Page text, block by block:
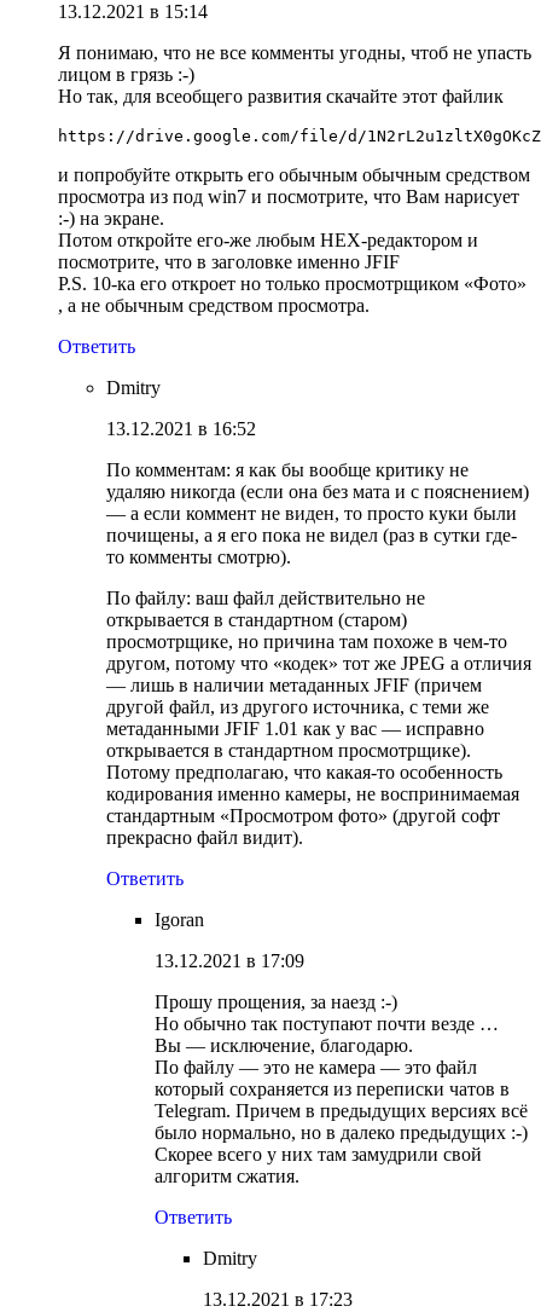
13.12.2021 в 15:14
Я понимаю, что не все комменты угодны, чтоб не упасть
лицом в грязь :-)
Но так, для всеобщего развития скачайте этот файлик
https://drive.google.com/file/d/
и попробуйте открыть его обычным обычным средством
просмотра из под win7 и посмотрите, что Вам нарисует
:-) на экране.
Потом откройте его-же любым HEX-редактором и
посмотрите, что в заголовке именно JFIF
P.S. 10-ка его откроет но только просмотрщиком «Фото»
, а не обычным средством просмотра.
Ответить
Dmitry
13.12.2021 в 16:52
По комментам: я как бы вообще критику не
удаляю никогда (если она без мата и с пояснением)
— а если коммент не виден, то просто куки были
почищены, а я его пока не видел (раз в сутки где-
то комменты смотрю).
По файлу: ваш файл действительно не
открывается в стандартном (старом)
просмотрщике, но причина там похоже в чем-то
другом, потому что «кодек» тот же JPEG а отличия
— лишь в наличии метаданных JFIF (причем
другой файл, из другого источника, с теми же
метаданными JFIF 1.01 как у вас — исправно
открывается в стандартном просмотрщике).
Потому предполагаю, что какая-то особенность
кодирования именно камеры, не воспринимаемая
стандартным «Просмотром фото» (другой софт
прекрасно файл видит).
Ответить
Igoran
13.12.2021 в 17:09
Прошу прощения, за наезд :-)
Но обычно так поступают почти везде …
Вы — исключение, благодарю.
По файлу — это не камера — это файл
который сохраняется из переписки чатов в
Telegram. Причем в предыдущих версиях всё
было нормально, но в далеко предыдущих :-)
Скорее всего у них там замудрили свой
алгоритм сжатия.
Ответить
Dmitry
13.12.2021 в 17:23